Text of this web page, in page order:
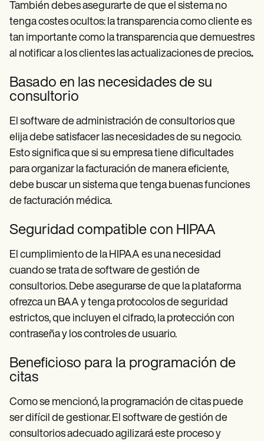
También debes asegurarte de que el sistema no
tenga costes ocultos: la transparencia como cliente es
tan importante como la transparencia que demuestres
al notificar a los clientes las actualizaciones de precios.
Basado en las necesidades de su
consultorio
El software de administración de consultorios que
elija debe satisfacer las necesidades de su negocio.
Esto significa que si su empresa tiene dificultades
para organizar la facturación de manera eficiente,
debe buscar un sistema que tenga buenas funciones
de facturación médica.
Seguridad compatible con HIPAA
El cumplimiento de la HIPAA es una necesidad
cuando se trata de software de gestión de
consultorios. Debe asegurarse de que la plataforma
ofrezca un BAA y tenga protocolos de seguridad
estrictos, que incluyen el cifrado, la protección con
contraseña y los controles de usuario.
Beneficioso para la programación de
citas
Como se mencionó, la programación de citas puede
ser difícil de gestionar. El software de gestión de
consultorios adecuado agilizará este proceso y